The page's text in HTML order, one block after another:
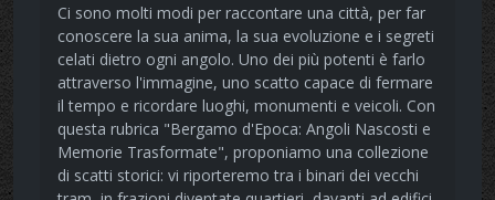
Ci sono molti modi per raccontare una città, per far
conoscere la sua anima, la sua evoluzione e i segreti
celati dietro ogni angolo. Uno dei più potenti è farlo
attraverso l'immagine, uno scatto capace di fermare
il tempo e ricordare luoghi, monumenti e veicoli. Con
questa rubrica "Bergamo d'Epoca: Angoli Nascosti e
Memorie Trasformate", proponiamo una collezione
di scatti storici: vi riporteremo tra i binari dei vecchi